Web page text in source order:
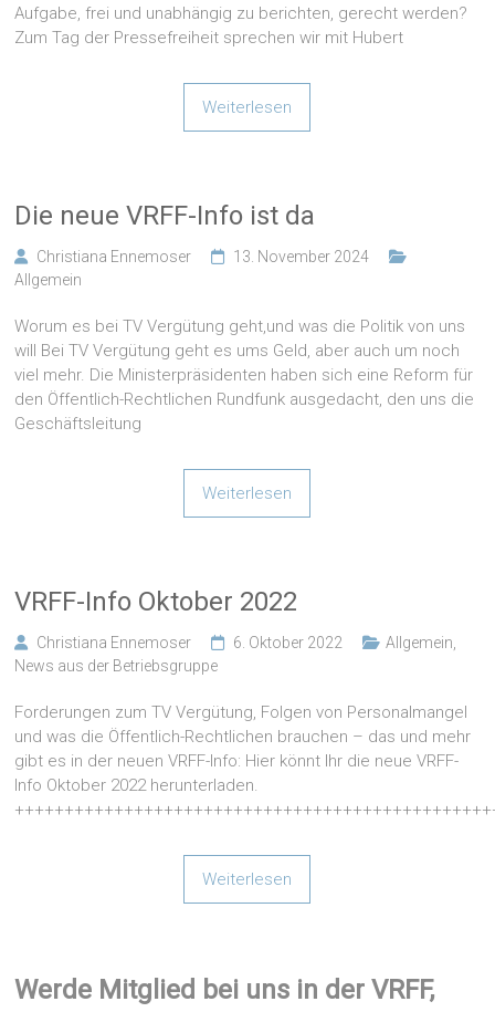
Aufgabe, frei und unabhängig zu berichten, gerecht werden?
Zum Tag der Pressefreiheit sprechen wir mit Hubert
Weiterlesen
Die neue VRFF-Info ist da
Christiana Ennemoser
13. November 2024
Allgemein
Worum es bei TV Vergütung geht,und was die Politik von uns
will Bei TV Vergütung geht es ums Geld, aber auch um noch
viel mehr. Die Ministerpräsidenten haben sich eine Reform für
den Öffentlich-Rechtlichen Rundfunk ausgedacht, den uns die
Geschäftsleitung
Weiterlesen
VRFF-Info Oktober 2022
Christiana Ennemoser 6. Oktober 2022 Allgemein
News aus der Betriebsgruppe
Forderungen zum TV Vergütung, Folgen von Personalmangel
und was die Öffentlich-Rechtlichen brauchen – das und mehr
gibt es in der neuen VRFF-Info: Hier könnt Ihr die neue VRFF-
Info Oktober 2022 herunterladen.
Weiterlesen
Werde Mitglied bei uns in der VRFF,